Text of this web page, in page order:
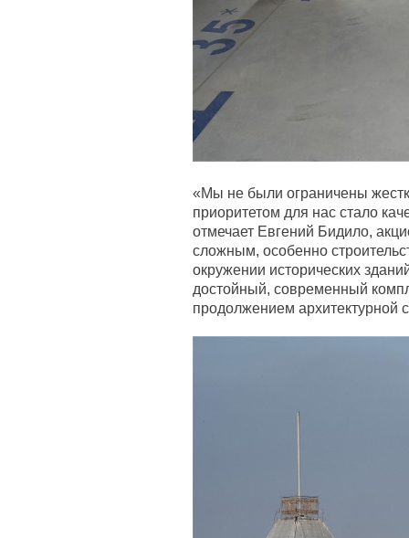
«Мы не были ограничены
приоритетом для нас стало
отмечает Евгений Бидило,
сложным, особенно
окружении исторических
достойный, современный
продолжением архитектурной